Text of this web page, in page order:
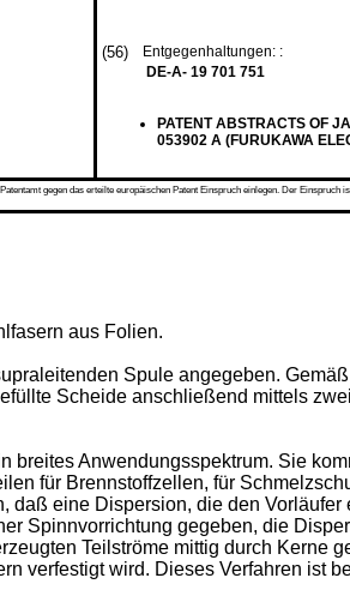
(56)
Entgegenhaltungen: :
DE-A- 19 701 751
PATENT ABSTRACTS OF
053902 A (FURUKAWA
gegen das erteilte europäischen Patent Einspruch einlegen. Der
aus Folien.
Spule angegeben.
Scheide anschließend mittels
Anwendungsspektrum. Sie
für Brennstoffzellen, für
eine Dispersion, die den
Spinnvorrichtung gegeben, die
Teilströme mittig durch Kerne
verfestigt wird. Dieses Verfahren ist